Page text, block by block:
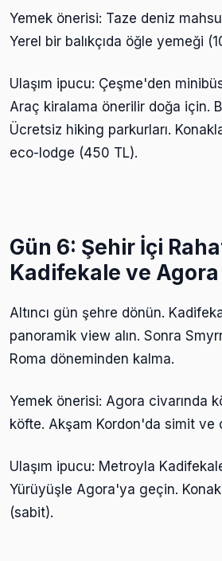
Yemek önerisi: Taze deniz
Yerel bir balıkçıda öğle yemeği
Ulaşım ipucu: Çeşme'den
Araç kiralama önerilir doğa için.
Ücretsiz hiking parkurları.
eco-lodge (450 TL).
Gün 6: Şehir İçi
Kadifekale ve Agora
Altıncı gün şehre dönün.
panoramik view alın. Sonra
Roma döneminden kalma.
Yemek önerisi: Agora civarında
köfte. Akşam Kordon'da simit ve
Ulaşım ipucu: Metroyla
Yürüyüşle Agora'ya geçin.
(sabit).